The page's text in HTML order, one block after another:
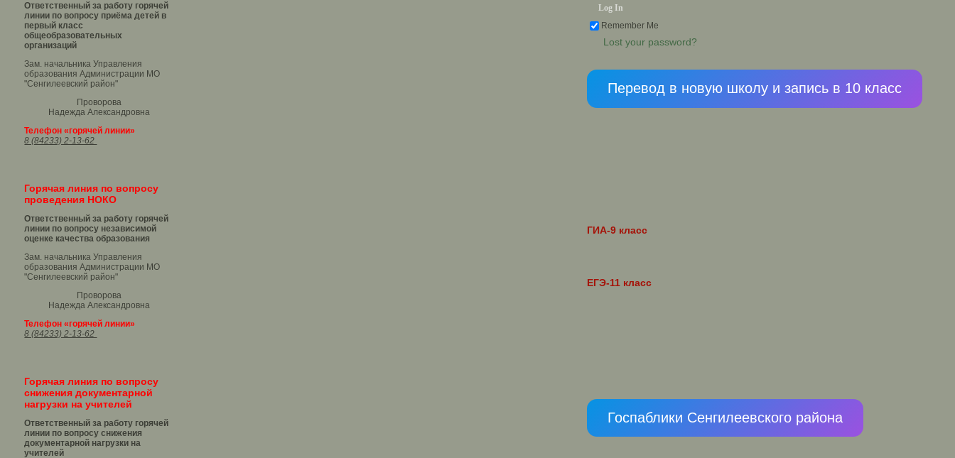
Ответственный за работу горячей
линии по вопросу приёма детей в
первый класс
общеобразовательных
организаций
Зам. начальника Управления
образования Администрации МО
"Сенгилеевский район"
Проворова
Надежда Александровна
Телефон «горячей линии»
8 (84233) 2-13-62
Горячая линия по вопросу
проведения НОКО
Ответственный за работу горячей
линии по вопросу независимой
оценке качества образования
Зам. начальника Управления
образования Администрации МО
"Сенгилеевский район"
Проворова
Надежда Александровна
Телефон «горячей линии»
8 (84233) 2-13-62
Горячая линия по вопросу
снижения документарной
нагрузки на учителей
Ответственный за работу горячей
линии по вопросу снижения
документарной нагрузки на
учителей
Remember Me
Lost your password?
Перевод в новую школу и запись в 10 класс
ГИА-9 класс
ЕГЭ-11 класс
Госпаблики Сенгилеевского района